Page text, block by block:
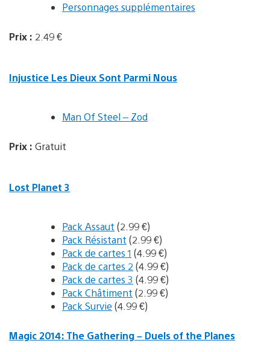
Personnages supplémentaires
Prix : 2.49 €
Injustice Les Dieux Sont Parmi Nous
Man Of Steel – Zod
Prix : Gratuit
Lost Planet 3
Pack Assaut (2.99 €)
Pack Résistant (2.99 €)
Pack de cartes 1 (4.99 €)
Pack de cartes 2 (4.99 €)
Pack de cartes 3 (4.99 €)
Pack Châtiment (2.99 €)
Pack Survie (4.99 €)
Magic 2014: The Gathering – Duels of the Planes